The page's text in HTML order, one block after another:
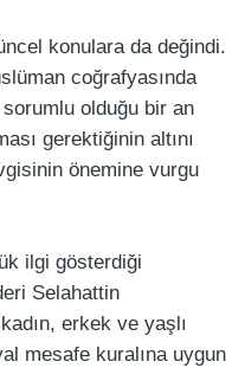
konulara da değindi.
coğrafyasında
olduğu bir an
gerektiğinin altını
önemine vurgu
ilgi gösterdiği
Selahattin
erkek ve yaşlı
mesafe kuralına uygun